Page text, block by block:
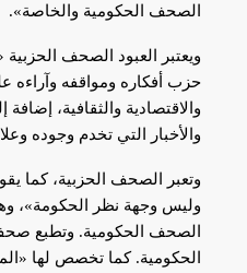
الصحف الحكومية والخاصة».
ويعتبر العبود الصحف
حزب أفكاره ومواقفه وآراءه
والاقتصادية والثقافية،
والأخبار التي تخدم وجوده
وتعبر الصحف الحزبية، كما
وليس وجهة نظر الحكومة»،
الصحف الحكومية. وتطبع
الحكومية. كما تخصص لها